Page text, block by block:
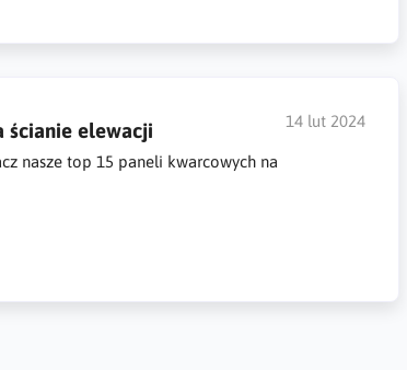
14 lut 2024
ścianie elewacji
nasze top 15 paneli kwarcowych na